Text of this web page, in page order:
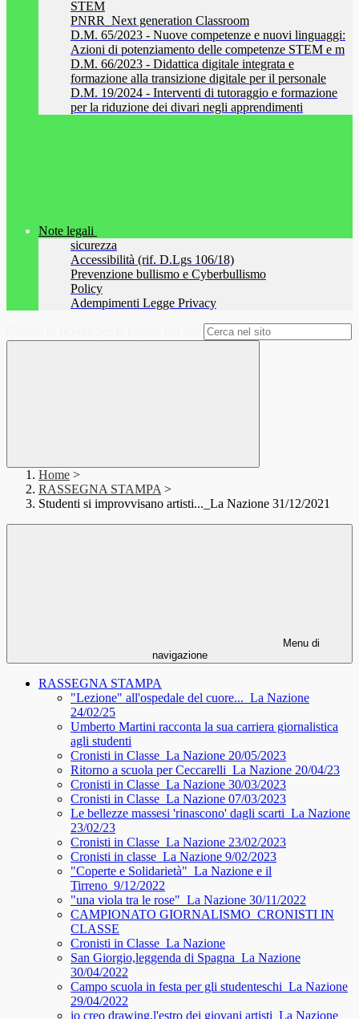
STEM
PNRR_Next generation Classroom
D.M. 65/2023 - Nuove competenze e nuovi linguaggi:
Azioni di potenziamento delle competenze STEM e m
D.M. 66/2023 - Didattica digitale integrata e
formazione alla transizione digitale per il personale
D.M. 19/2024 - Interventi di tutoraggio e formazione
per la riduzione dei divari negli apprendimenti
Note legali
sicurezza
Accessibilità (rif. D.Lgs 106/18)
Prevenzione bullismo e Cyberbullismo
Policy
Adempimenti Legge Privacy
Home >
RASSEGNA STAMPA >
Studenti si improvvisano artisti..._La Nazione 31/12/2021
Menu di
navigazione
RASSEGNA STAMPA
"Lezione" all'ospedale del cuore..._La Nazione
24/02/25
Umberto Martini racconta la sua carriera giornalistica
agli studenti
Cronisti in Classe_La Nazione 20/05/2023
Ritorno a scuola per Ceccarelli_La Nazione 20/04/23
Cronisti in Classe_La Nazione 30/03/2023
Cronisti in Classe_La Nazione 07/03/2023
Le bellezze massesi 'rinascono' dagli scarti_La Nazione
23/02/23
Cronisti in Classe_La Nazione 23/02/2023
Cronisti in classe_La Nazione 9/02/2023
"Coperte e Solidarietà"_La Nazione e il
Tirreno_9/12/2022
"una viola tra le rose"_La Nazione 30/11/2022
CAMPIONATO GIORNALISMO_CRONISTI IN
CLASSE
Cronisti in Classe_La Nazione
San Giorgio,leggenda di Spagna_La Nazione
30/04/2022
Campo scuola in festa per gli studenteschi_La Nazione
29/04/2022
io creo drawing,l'estro dei giovani artisti_La Nazione